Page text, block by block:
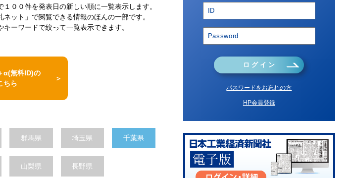
００件を発表日の新しい順に一覧表示します。
ット」で閲覧できる情報のほんの一部です。
ーワードで絞って一覧表示できます。
α(無料ID)の
ちら
群馬県 埼玉県 千葉県
山梨県 長野県
ロ グ イ ン
パスワードをお忘れの方
HP会員登録